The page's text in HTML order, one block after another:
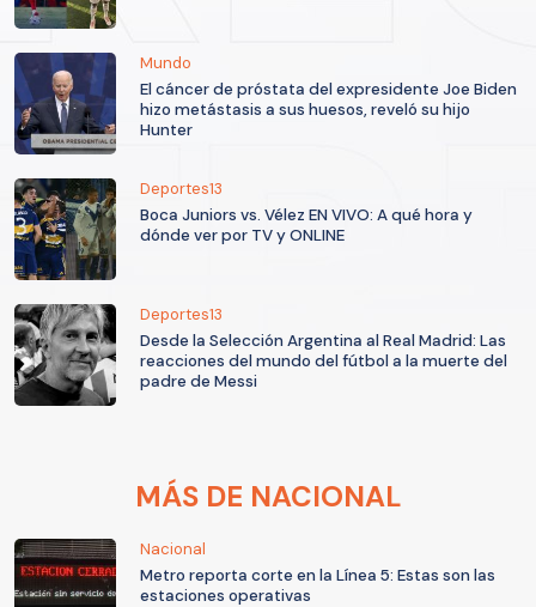
Mundo
El cáncer de próstata del expresidente Joe Biden
hizo metástasis a sus huesos, reveló su hijo
Hunter
Deportes13
Boca Juniors vs. Vélez EN VIVO: A qué hora y
dónde ver por TV y ONLINE
Deportes13
Desde la Selección Argentina al Real Madrid: Las
reacciones del mundo del fútbol a la muerte del
padre de Messi
MÁS DE NACIONAL
Nacional
Metro reporta corte en la Línea 5: Estas son las
estaciones operativas